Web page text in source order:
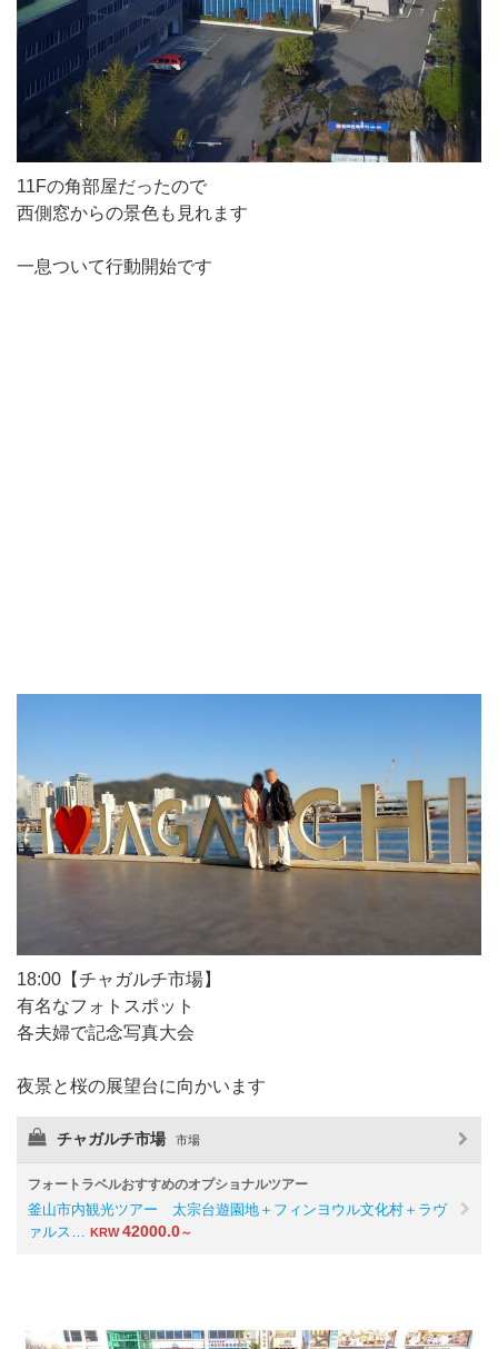
11Fの角部屋だったので
西側窓からの景色も見れます
一息ついて行動開始です
18:00【チャガルチ市場】
有名なフォトスポット
各夫婦で記念写真大会
夜景と桜の展望台に向かいます
チャガルチ市場 市場
フォートラベルおすすめのオプショナルツアー
釜山市内観光ツアー 太宗台遊園地＋フィンヨウル文化村＋ラヴ
ァルス…
KRW42000.0～